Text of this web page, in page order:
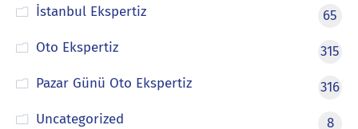
İstanbul Ekspertiz
65
Oto Ekspertiz
315
Pazar Günü Oto Ekspertiz
316
Uncategorized
8